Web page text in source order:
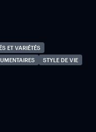
ET VARIÉTÉS
STYLE DE VIE